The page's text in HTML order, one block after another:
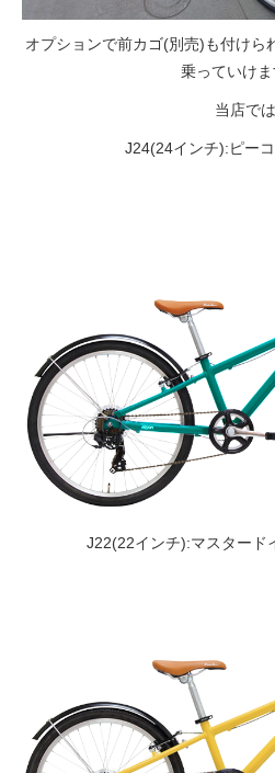
オプションで前カゴ(別売)も付けら
乗っていけま
当店では
J24(24インチ):ピー
J22(22インチ):マスタード